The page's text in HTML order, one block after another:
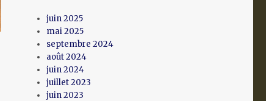
juin 2025
mai 2025
septembre 2024
août 2024
juin 2024
juillet 2023
juin 2023